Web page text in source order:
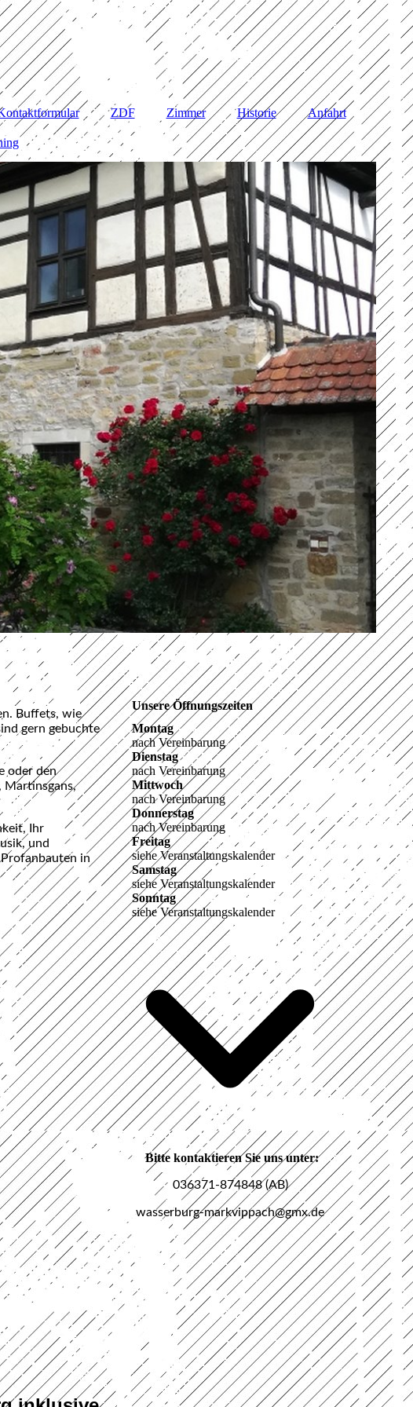
ZDF Zimmer Historie Anfahrt
Buffets, wie
gern gebuchte
oder den
Martinsgans,
Ihr
und
in
Unsere Öffnungszeiten
Montag
nach Vereinbarung
Dienstag
nach Vereinbarung
Mittwoch
nach Vereinbarung
Donnerstag
nach Vereinbarung
Freitag
siehe Veranstaltungskalender
Samstag
siehe Veranstaltungskalender
Sonntag
siehe Veranstaltungskalender
Bitte kontaktieren Sie uns unter:
036371-874848 (AB)
wasserburg-markvippach@gmx.de